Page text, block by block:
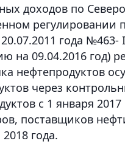
доходов по
регулировании
года
на 09.04.2016 год)
нефтепродуктов
через
с 1 января
поставщиков
года.